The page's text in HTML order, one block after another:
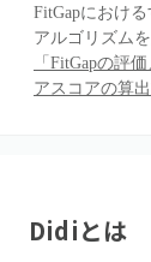
FitGapにおけ
アルゴリズム
「FitGapの評
アスコアの算出
Didiとは